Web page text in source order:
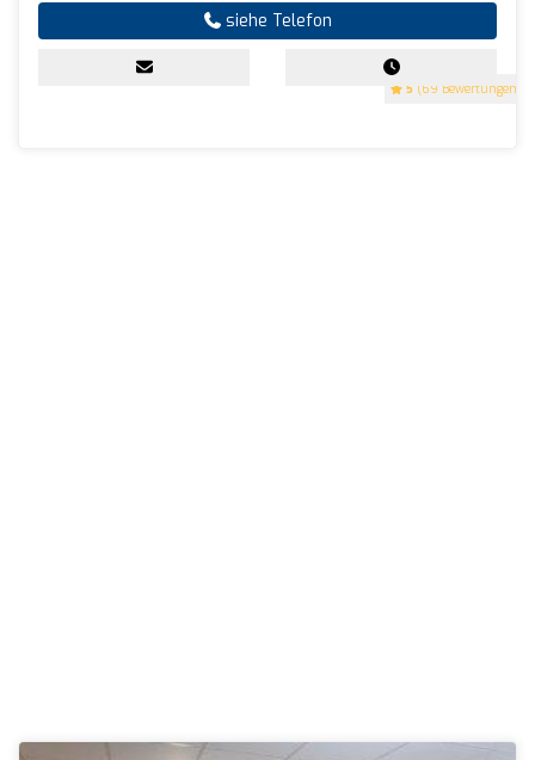
5 (69 Bewertungen)
siehe Telefon